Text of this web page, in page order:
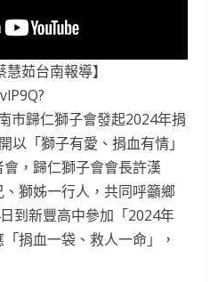
茹台南報導】
市歸仁獅子會發起2024年捐
以「獅子有愛、捐血有情」
，歸仁獅子會會長許漢
獅姊一行人，共同呼籲鄉
到新豐高中參加「2024年
捐血一袋、救人一命」，